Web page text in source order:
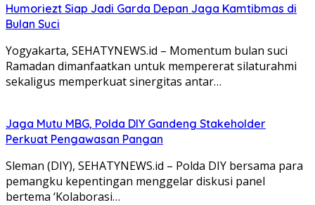
Humoriezt Siap Jadi Garda Depan Jaga Kamtibmas di
Bulan Suci
Yogyakarta, SEHATYNEWS.id – Momentum bulan suci
Ramadan dimanfaatkan untuk mempererat silaturahmi
sekaligus memperkuat sinergitas antar…
Jaga Mutu MBG, Polda DIY Gandeng Stakeholder
Perkuat Pengawasan Pangan
Sleman (DIY), SEHATYNEWS.id – Polda DIY bersama para
pemangku kepentingan menggelar diskusi panel
bertema ‘Kolaborasi…